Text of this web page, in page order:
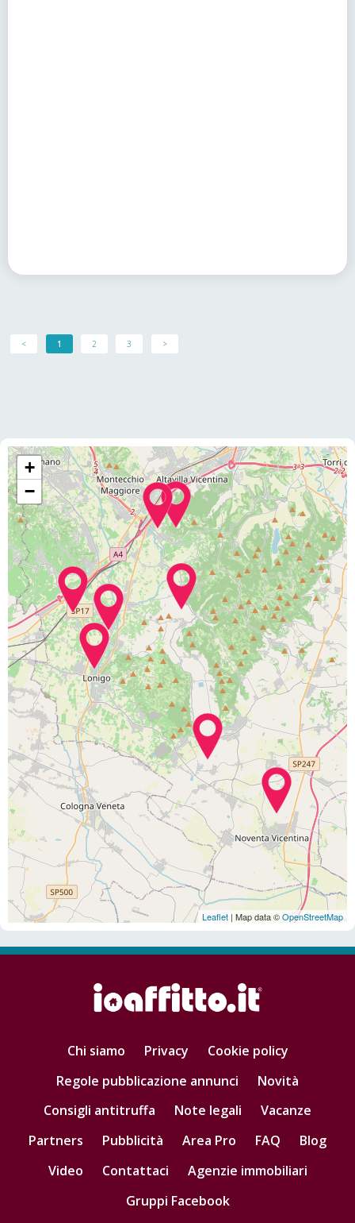
< 1 2 3 >
+
−
Leaflet | Map data ©OpenStreetMap
Chi siamo Privacy
Cookie policy
Regole pubblicazione annunci
Novità
Consigli antitruffa
Note legali
Vacanze
Partners
Pubblicità Area Pro FAQ
Blog
Video
Contattaci
Agenzie immobiliari
Gruppi Facebook